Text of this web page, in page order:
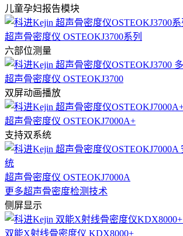
儿童孕妇报告模块
超声骨密度仪 OSTEOKJ3700系列
六部位测量
超声骨密度仪 OSTEOKJ3700
双屏动画播放
超声骨密度仪 OSTEOKJ7000A+
支持双系统
超声骨密度仪 OSTEOKJ7000A
更多超声骨密度检测技术
侧屏显示
双能X射线骨密度仪 KDX8000+